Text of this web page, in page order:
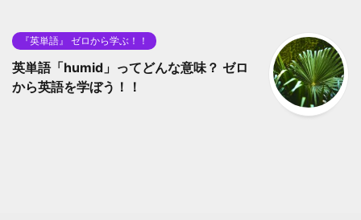
『英単語』 ゼロから学ぶ！！
英単語「humid」ってどんな意味？ ゼロ
から英語を学ぼう！！